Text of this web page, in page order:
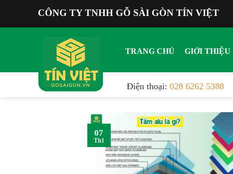
CÔNG TY TNHH GỖ SÀI GÒN TÍN VIỆT
TRANG CHỦ GIỚI THIỆU
Điện thoại: 028 6262 5388
07
Th1